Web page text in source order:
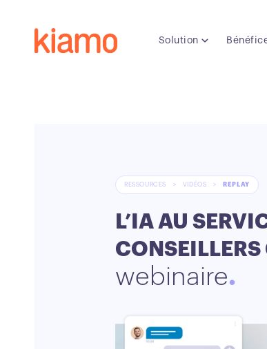
Solution
RESSOURCES > VIDÉOS > REPLAY
L’IA AU
CONSEILLERS
webinaire